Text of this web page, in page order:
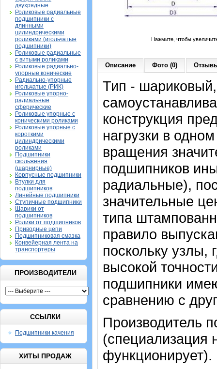
двухрядные
Роликовые радиальные
подшипники с
длинными
цилиндрическими
роликами (игольчатые
подшипники)
Роликовые радиальные
с витыми роликами
Роликовые радиально-
упорные конические
Радиально-упорные
игольчатые (РИК)
Роликовые упорно-
радиальные
сферические
Роликовые упорные с
коническими роликами
Роликовые упорные с
короткими
цилиндрическими
роликами
Подшипники
скольжения
(шарнирные)
Корпусные подшипники
Втулки для
подшипников
Линейные подшипники
Ступичные подшипники
Шарики от
подшипников
Ролики от подшипников
Приводные цепи
Подшипниковая смазка
Конвейерная лента на
транспортеры
ПРОИЗВОДИТЕЛИ
ССЫЛКИ
Подшипники качения
ХИТЫ ПРОДАЖ
Нажмите, чтобы
Описание Фото (0)
Тип -
конструкция
нагрузки в
вращения
подшипников
радиальные),
значительные
типа
правило
поскольку узлы,
высокой
подшипники
сравнению с
Производитель
(специализация
функционирует).